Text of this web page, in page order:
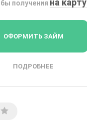
получения на карту
ОФОРМИТЬ ЗАЙМ
ПОДРОБНЕЕ